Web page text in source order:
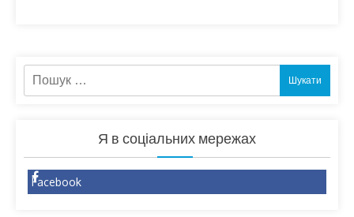
Пошук:
Я в соціальних мережах
Facebook